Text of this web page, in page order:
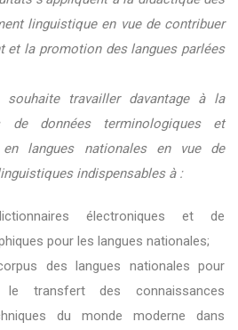
linguistique en vue de contribuer
et la promotion des langues parlées
souhaite travailler davantage à la
de données terminologiques et
en langues nationales en vue de
indispensables à :
électroniques et de
pour les langues nationales;
des langues nationales pour
le transfert des connaissances
du monde moderne dans